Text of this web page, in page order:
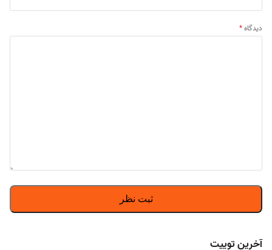
دیدگاه*
آخرین توییت